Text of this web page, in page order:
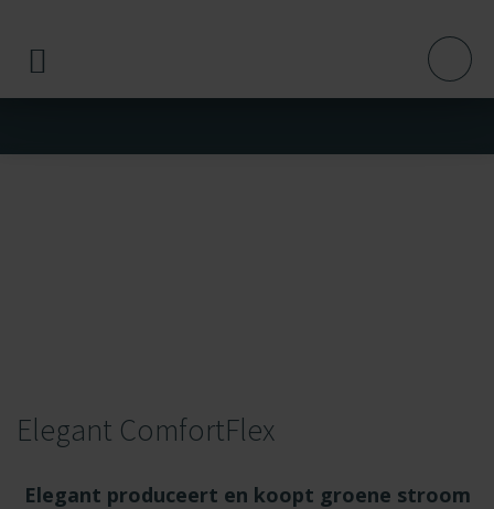
Elegant ComfortFlex
Elegant produceert en koopt groene stroom